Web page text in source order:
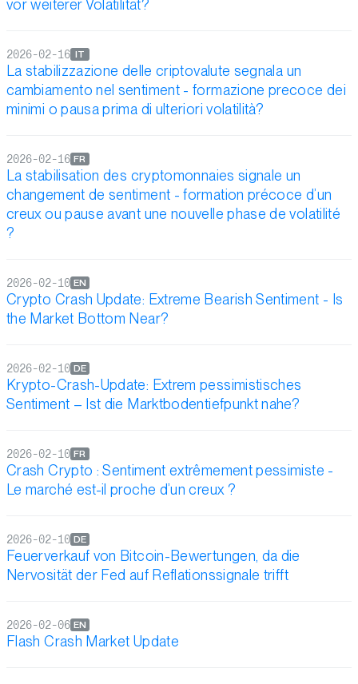
vor weiterer Volatilität?
La stabilizzazione delle criptovalute segnala un
cambiamento nel sentiment - formazione precoce dei
minimi o pausa prima di ulteriori volatilità?
IT
2026-02-16
La stabilisation des cryptomonnaies signale un
changement de sentiment - formation précoce d’un
creux ou pause avant une nouvelle phase de volatilité
?
FR
2026-02-16
Crypto Crash Update: Extreme Bearish Sentiment - Is
the Market Bottom Near?
EN
2026-02-10
Krypto-Crash-Update: Extrem pessimistisches
Sentiment – Ist die Marktbodentiefpunkt nahe?
DE
2026-02-10
Crash Crypto : Sentiment extrêmement pessimiste -
Le marché est-il proche d’un creux ?
FR
2026-02-10
Feuerverkauf von Bitcoin-Bewertungen, da die
Nervosität der Fed auf Reflationssignale trifft
DE
2026-02-10
Flash Crash Market Update
EN
2026-02-06